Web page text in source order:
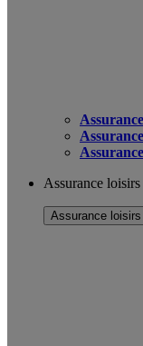
Assurance
Assurance